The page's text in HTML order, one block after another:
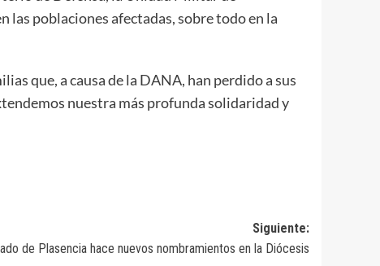
las poblaciones afectadas, sobre todo en la
que, a causa de la DANA, han perdido a sus
nuestra más profunda solidaridad y
Siguiente:
de Plasencia hace nuevos nombramientos en la Diócesis